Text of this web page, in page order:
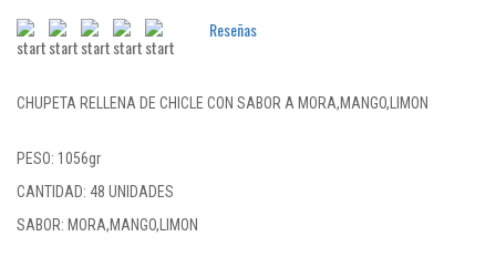
Reseñas
CHUPETA RELLENA DE CHICLE CON SABOR A MORA,MANGO,LIMON
PESO: 1056gr
CANTIDAD: 48 UNIDADES
SABOR: MORA,MANGO,LIMON